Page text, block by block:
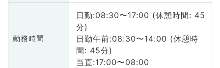
勤務時間
日勤:08:30〜17:00 (休憩時間: 45
分)
日勤午前:08:30〜14:00 (休憩時
間: 45分)
当直:17:00〜08:00